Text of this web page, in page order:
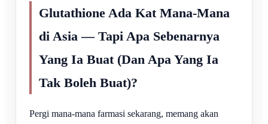
Glutathione Ada Kat Mana-Mana
di Asia — Tapi Apa Sebenarnya
Yang Ia Buat (Dan Apa Yang Ia
Tak Boleh Buat)?
Pergi mana-mana farmasi sekarang, memang akan